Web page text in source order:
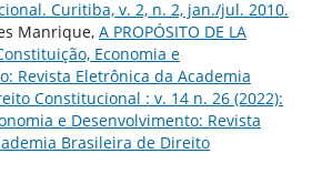
Curitiba, v. 2, n. 2, jan./jul. 2010.
Manrique, A PROPÓSITO DE LA
Economia e
Revista Eletrônica da Academia
Constitucional : v. 14 n. 26 (2022):
e Desenvolvimento: Revista
Brasileira de Direito